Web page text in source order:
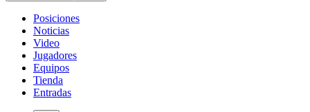
Posiciones
Noticias
Video
Jugadores
Equipos
Tienda
Entradas